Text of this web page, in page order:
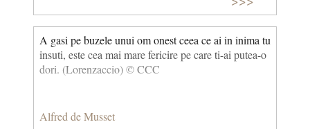
A gasi pe buzele unui om onest ceea ce ai in inima tu
insuti, este cea mai mare fericire pe care ti-ai putea-o
dori. (Lorenzaccio) © CCC
Alfred de Musset